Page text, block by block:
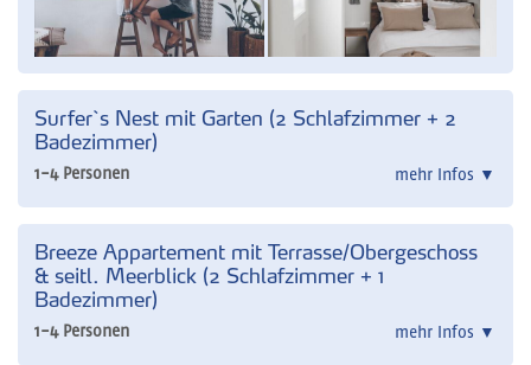
Surfer`s Nest mit Garten (2 Schlafzimmer + 2
Badezimmer)
1-4 Personen mehr Infos ▼
Breeze Appartement mit Terrasse/Obergeschoss
& seitl. Meerblick (2 Schlafzimmer + 1
Badezimmer)
1-4 Personen mehr Infos ▼